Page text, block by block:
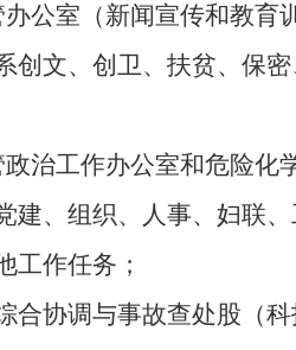
办公室（新闻宣传和教育
创文、创卫、扶贫、保
政治工作办公室和危险化
建、组织、人事、妇联
工作任务；
合协调与事故查处股（